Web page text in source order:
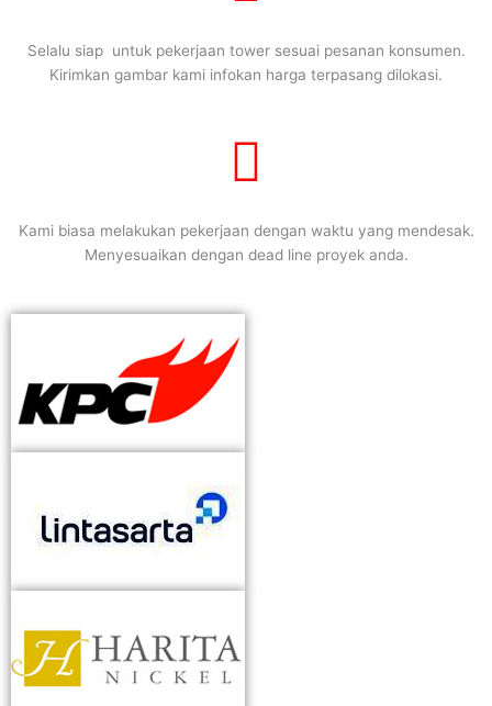
Selalu siap untuk pekerjaan tower sesuai pesanan konsumen.
Kirimkan gambar kami infokan harga terpasang dilokasi.
Kami biasa melakukan pekerjaan dengan waktu yang mendesak.
Menyesuaikan dengan dead line proyek anda.